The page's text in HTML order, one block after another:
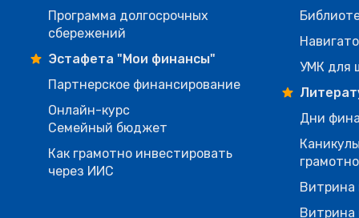
Программа долгосрочных
сбережений
Эстафета "Мои финансы"
Партнерское финансирование
Онлайн-курс
Семейный бюджет
Как грамотно инвестировать
через ИИС
УМК для
Дни
Витрина
Витрина